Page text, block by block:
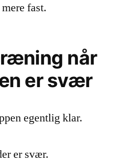
fast.
når
er svær
egentlig klar.
er svær.